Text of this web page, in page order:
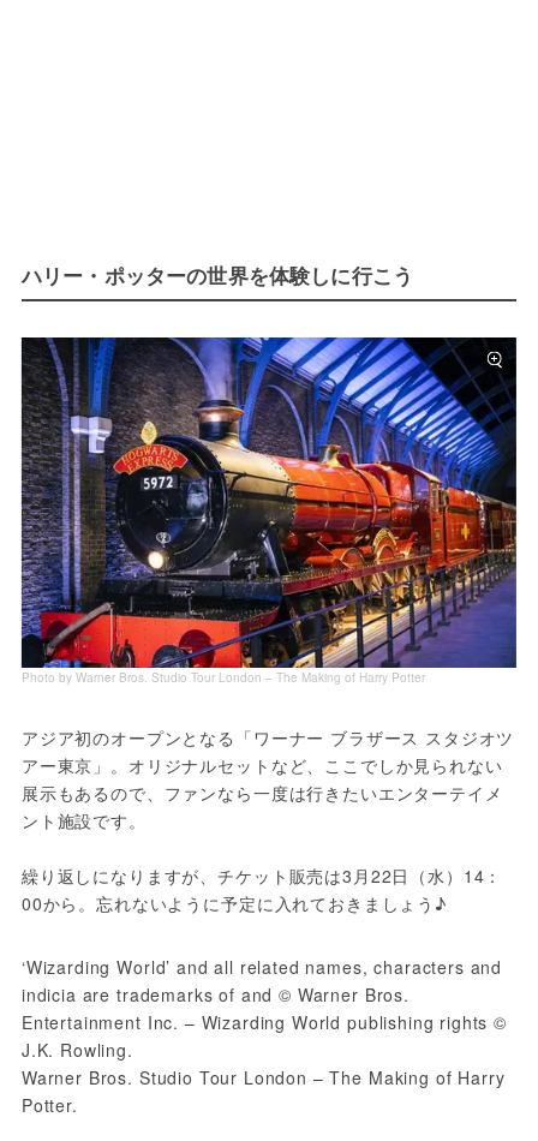
ハリー・ポッターの世界を体験しに行こう
Photo by Warner Bros. Studio Tour London – The Making of Harry Potter
アジア初のオープンとなる「ワーナー ブラザース スタジオツ
アー東京」。オリジナルセットなど、ここでしか見られない
展示もあるので、ファンなら一度は行きたいエンターテイメ
ント施設です。
繰り返しになりますが、チケット販売は3月22日（水）14：
00から。忘れないように予定に入れておきましょう♪
‘Wizarding World’ and all related names, characters and
indicia are trademarks of and © Warner Bros.
Entertainment Inc. – Wizarding World publishing rights ©
J.K. Rowling.
Warner Bros. Studio Tour London – The Making of Harry
Potter.